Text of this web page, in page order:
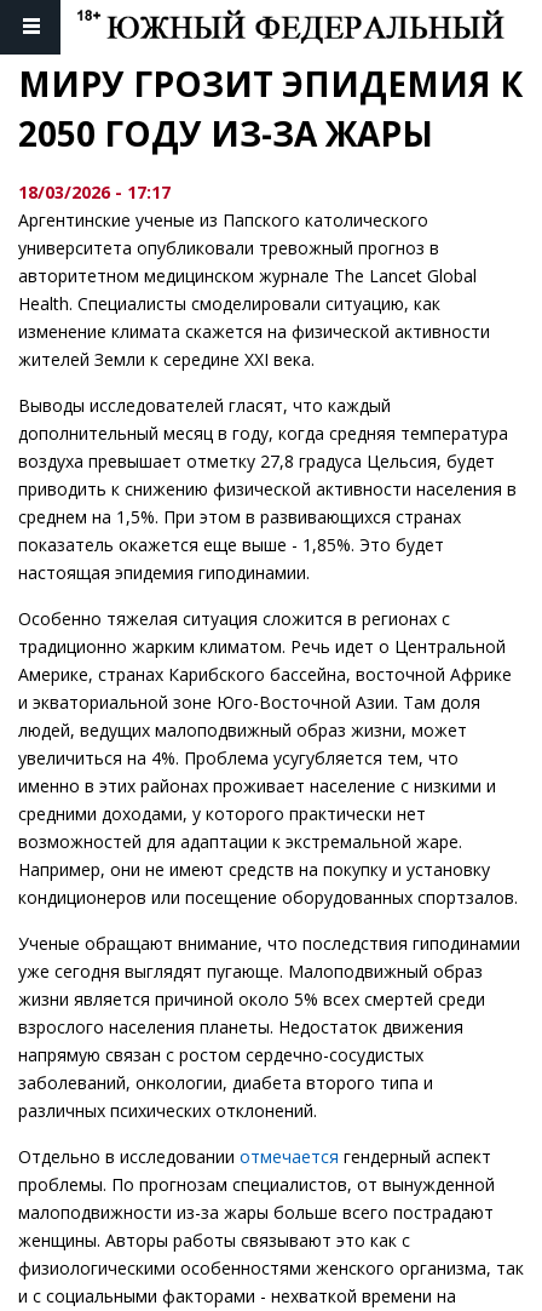
МИРУ ГРОЗИТ ЭПИДЕМИЯ К
2050 ГОДУ ИЗ-ЗА ЖАРЫ
18/03/2026 - 17:17
Аргентинские ученые из Папского католического
университета опубликовали тревожный прогноз в
авторитетном медицинском журнале The Lancet Global
Health. Специалисты смоделировали ситуацию, как
изменение климата скажется на физической активности
жителей Земли к середине XXI века.
Выводы исследователей гласят, что каждый
дополнительный месяц в году, когда средняя температура
воздуха превышает отметку 27,8 градуса Цельсия, будет
приводить к снижению физической активности населения в
среднем на 1,5%. При этом в развивающихся странах
показатель окажется еще выше - 1,85%. Это будет
настоящая эпидемия гиподинамии.
Особенно тяжелая ситуация сложится в регионах с
традиционно жарким климатом. Речь идет о Центральной
Америке, странах Карибского бассейна, восточной Африке
и экваториальной зоне Юго-Восточной Азии. Там доля
людей, ведущих малоподвижный образ жизни, может
увеличиться на 4%. Проблема усугубляется тем, что
именно в этих районах проживает население с низкими и
средними доходами, у которого практически нет
возможностей для адаптации к экстремальной жаре.
Например, они не имеют средств на покупку и установку
кондиционеров или посещение оборудованных спортзалов.
Ученые обращают внимание, что последствия гиподинамии
уже сегодня выглядят пугающе. Малоподвижный образ
жизни является причиной около 5% всех смертей среди
взрослого населения планеты. Недостаток движения
напрямую связан с ростом сердечно-сосудистых
заболеваний, онкологии, диабета второго типа и
различных психических отклонений.
Отдельно в исследовании отмечается гендерный аспект
проблемы. По прогнозам специалистов, от вынужденной
малоподвижности из-за жары больше всего пострадают
женщины. Авторы работы связывают это как с
физиологическими особенностями женского организма, так
и с социальными факторами - нехваткой времени на